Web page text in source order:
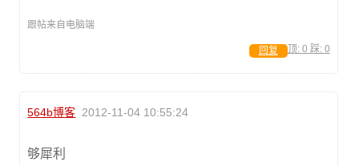
跟帖来自电脑端
顶: 0 踩: 0
回复
564b博客 2012-11-04 10:55:24
够犀利